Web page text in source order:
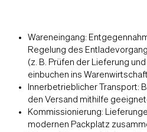
Wareneingang:
Regelung des
(z. B. Prüfen der Lieferung
einbuchen ins
Innerbetrieblicher Transport:
den Versand mithilfe
Kommissionierung:
modernen Packplatz